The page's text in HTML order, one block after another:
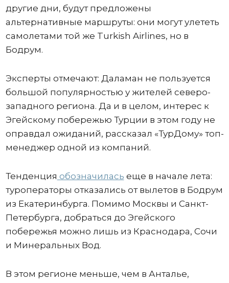
другие дни, будут предложены
альтернативные маршруты: они могут улететь
самолетами той же Turkish Airlines, но в
Бодрум.
Эксперты отмечают: Даламан не пользуется
большой популярностью у жителей северо-
западного региона. Да и в целом, интерес к
Эгейскому побережью Турции в этом году не
оправдал ожиданий, рассказал «ТурДому» топ-
менеджер одной из компаний.
Тенденция обозначилась еще в начале лета:
туроператоры отказались от вылетов в Бодрум
из Екатеринбурга. Помимо Москвы и Санкт-
Петербурга, добраться до Эгейского
побережья можно лишь из Краснодара, Сочи
и Минеральных Вод.
В этом регионе меньше, чем в Анталье,